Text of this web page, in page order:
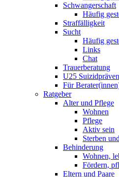
Schwangerschaft
Häufig
Straffälligkeit
Sucht
Häufig
Links
Chat
Trauerberatung
U25
Für
Ratgeber
Alter und Pflege
Wohnen
Pflege
Aktiv sein
Sterben
Behinderung
Wohnen,
Fördern,
Eltern und Paare